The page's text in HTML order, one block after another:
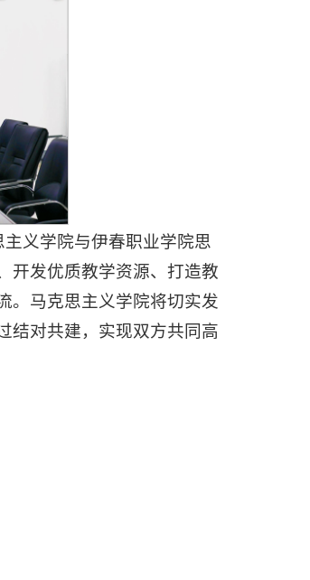
义学院与伊春职业学院思
开发优质教学资源、打造教
。马克思主义学院将切实发
结对共建，实现双方共同高